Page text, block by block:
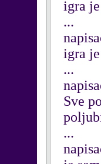
igra
...
igra
...
Sve
...